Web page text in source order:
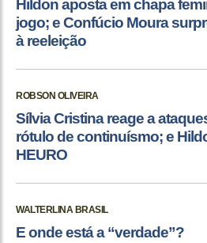
Hildon aposta em chapa
jogo; e Confúcio Moura
à reeleição
ROBSON OLIVEIRA
Sílvia Cristina reage a
rótulo de continuísmo; e
HEURO
WALTERLINA BRASIL
E onde está a “verdade”?